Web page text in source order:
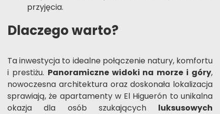
przyjęcia.
Dlaczego warto?
Ta inwestycja to idealne połączenie natury, komfortu
i prestiżu. Panoramiczne widoki na morze i góry,
nowoczesna architektura oraz doskonała lokalizacja
sprawiają, że apartamenty w El Higuerón to unikalna
okazja dla osób szukających luksusowych